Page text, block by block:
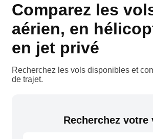
Comparez les
aérien, en
en jet privé
Recherchez les vols disponibles et
de trajet.
Recherchez votre